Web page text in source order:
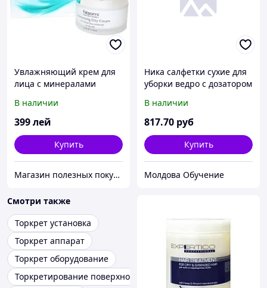
Увлажняющий крем для
лица с минералами
для сухой кожи
В наличии
399лей
Купить
Магазин полезных покупок "Goodbuy"
Ника салфетки сухие для
уборки ведро с дозатором
В наличии
817.70 руб
Купить
Молдова Обучение
Смотри также
Торкрет установка
Торкрет аппарат
Торкрет оборудование
Торкретирование поверхности